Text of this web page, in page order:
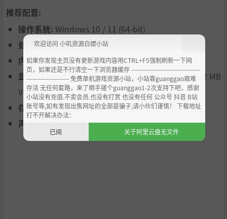
推荐配置:
操作系统: Windows 10 / 11 (64-bit)
处理器:64-bit dual-core CPU or equivalent
内存:2 GB RAM
显卡: DirectX 11 compatible graphics card with 512 MB
VRAM
存储空间:需要 200 MB 可用空间
声卡:
欢迎访问 小叽资源白嫖小站
如果你发现主页没有更新游戏内容用CTRL+F5强制刷新一下网
页，如果还是不行清空一下浏览器缓存 ----------------------------------
--------------------- 免费单机游戏资源小站，小站靠guanggao艰难
存活 无任何套路，来了顺手搓个guanggao1-2次支持下吧，感谢
小站没有充值.不卖会员.也没有打赏 也没有任何 公众号 抖音 B站
账号等,如有发现出售网址的全部是骗子,请小伙们谨慎！ 下载地址
打不开解决办法：
已阅
关于阿里云盘无文件